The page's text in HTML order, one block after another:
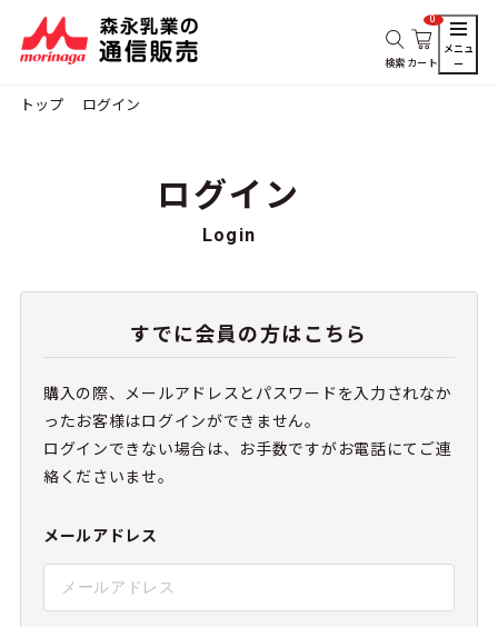
検索 カート
0
メニュ
ー
トップ ログイン
ログイン
Login
すでに会員の方はこちら
購入の際、メールアドレスとパスワードを入力されなか
ったお客様はログインができません。
ログインできない場合は、お手数ですがお電話にてご連
絡くださいませ。
メールアドレス